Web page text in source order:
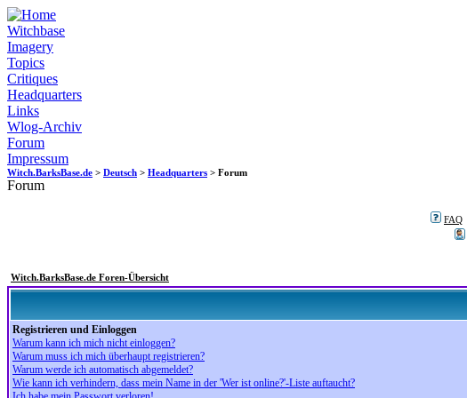
Witchbase
Imagery
Topics
Critiques
Headquarters
Links
Wlog-Archiv
Forum
Impressum
Witch.BarksBase.de > Deutsch > Headquarters > Forum
Forum
FAQ
Witch.BarksBase.de Foren-Übersicht
Registrieren und Einloggen
Warum kann ich mich nicht einloggen?
Warum muss ich mich überhaupt registrieren?
Warum werde ich automatisch abgemeldet?
Wie kann ich verhindern, dass mein Name in der 'Wer ist online?'-Liste auftaucht?